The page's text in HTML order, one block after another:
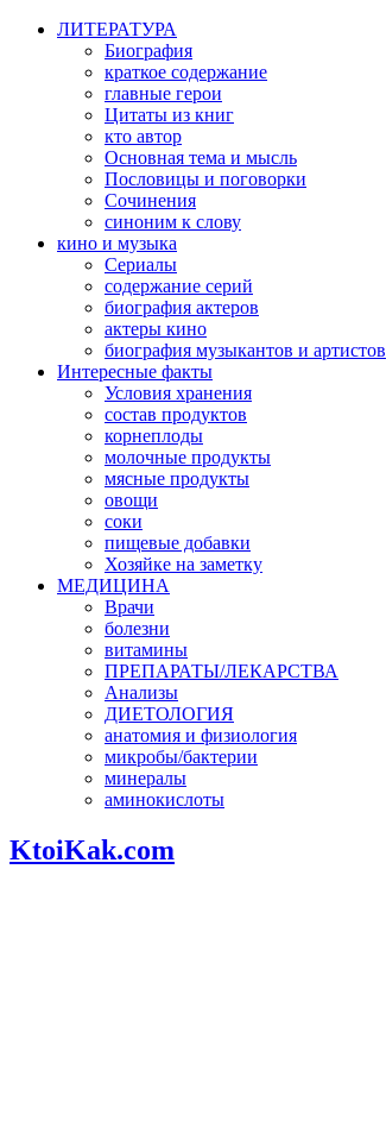
ЛИТЕРАТУРА
Биография
краткое содержание
главные герои
Цитаты из книг
кто автор
Основная тема и мысль
Пословицы и поговорки
Сочинения
синоним к слову
кино и музыка
Сериалы
содержание серий
биография актеров
актеры кино
биография музыкантов и артистов
Интересные факты
Условия хранения
состав продуктов
корнеплоды
молочные продукты
мясные продукты
овощи
соки
пищевые добавки
Хозяйке на заметку
МЕДИЦИНА
Врачи
болезни
витамины
ПРЕПАРАТЫ/ЛЕКАРСТВА
Анализы
ДИЕТОЛОГИЯ
анатомия и физиология
микробы/бактерии
минералы
аминокислоты
KtoiKak.com